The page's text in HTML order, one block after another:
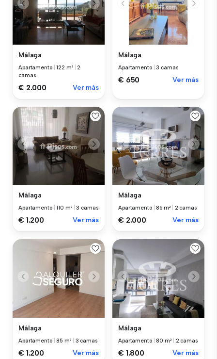
Málaga
Apartamento |122 m² |2
camas
€ 2.000 Ver más
Málaga
Apartamento |3 camas
€ 650 Ver más
Málaga
Apartamento |110 m² |3 camas
€ 1.200 Ver más
Málaga
Apartamento |86 m² 2 camas
€ 2.000 Ver más
Málaga
Apartamento |85 m² 3 camas
€ 1.200 Ver más
Málaga
Apartamento |80 m² 2 camas
€ 1.800 Ver más